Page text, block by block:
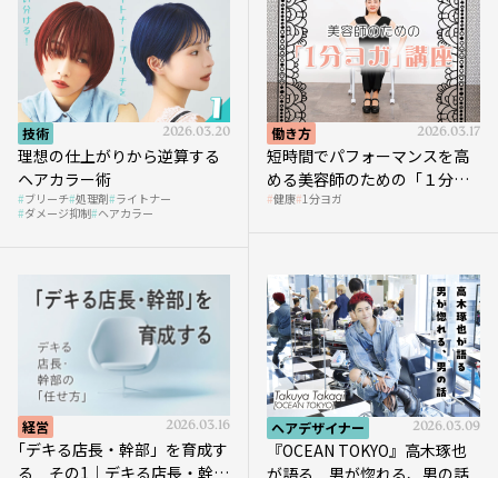
技術 2026.03.20
理想の仕上がりから逆算する
ヘアカラー術
ブリーチ 処理剤 ライトナー
ダメージ抑制 ヘアカラー
働き方 2026.03.17
短時間でパフォーマンスを高
める美容師のための「１分ヨ
ガ」講座｜実践編
健康 1分ヨガ
経営 2026.03.16
｢デキる店長・幹部」を育成す
る その1｜デキる店長・幹部
ヘアデザイナー 2026.03.09
『OCEAN TOKYO』高木琢也
が語る 男が惚れる、男の話